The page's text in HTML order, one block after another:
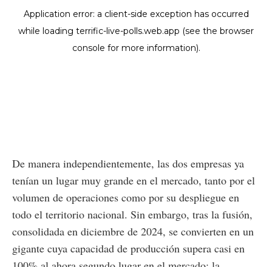
De manera independientemente, las dos empresas ya
tenían un lugar muy grande en el mercado, tanto por el
volumen de operaciones como por su despliegue en
todo el territorio nacional. Sin embargo, tras la fusión,
consolidada en diciembre de 2024, se convierten en un
gigante cuya capacidad de producción supera casi en